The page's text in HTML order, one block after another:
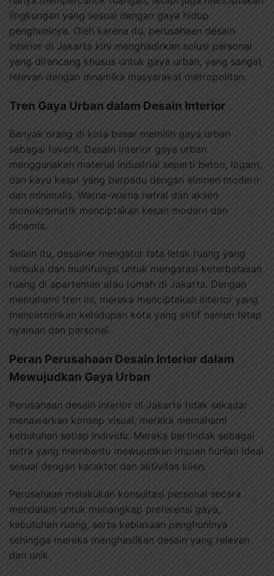
lingkungan yang sesuai dengan gaya hidup
penghuninya. Oleh karena itu, perusahaan desain
interior di Jakarta kini menghadirkan solusi personal
yang dirancang khusus untuk gaya urban, yang sangat
relevan dengan dinamika masyarakat metropolitan.
Tren Gaya Urban dalam Desain Interior
Banyak orang di kota besar memilih gaya urban
sebagai favorit. Desain interior gaya urban
menggunakan material industrial seperti beton, logam,
dan kayu kasar yang berpadu dengan elemen modern
dan minimalis. Warna-warna netral dan aksen
monokromatik menciptakan kesan modern dan
dinamis.
Selain itu, desainer mengatur tata letak ruang yang
terbuka dan multifungsi untuk mengatasi keterbatasan
ruang di apartemen atau rumah di Jakarta. Dengan
memahami tren ini, mereka menciptakan interior yang
mencerminkan kehidupan kota yang aktif namun tetap
nyaman dan personal.
Peran Perusahaan Desain Interior dalam
Mewujudkan Gaya Urban
Perusahaan desain interior di Jakarta tidak sekadar
menawarkan konsep visual, mereka memahami
kebutuhan setiap individu. Mereka bertindak sebagai
mitra yang membantu mewujudkan impian hunian ideal
sesuai dengan karakter dan aktivitas klien.
Perusahaan melakukan konsultasi personal secara
mendalam untuk menangkap preferensi gaya,
kebutuhan ruang, serta kebiasaan penghuninya
sehingga mereka menghasilkan desain yang relevan
dan unik.